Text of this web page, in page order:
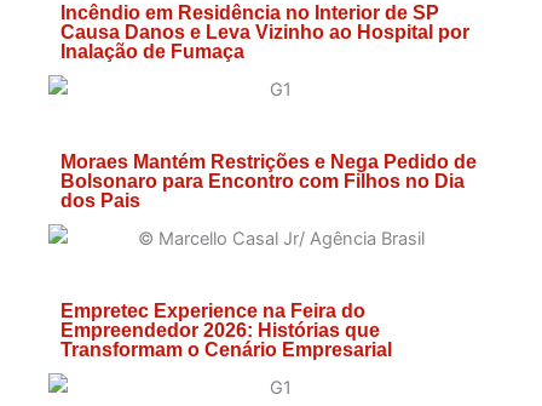
Incêndio em Residência no Interior de SP
Causa Danos e Leva Vizinho ao Hospital por
Inalação de Fumaça
Moraes Mantém Restrições e Nega Pedido de
Bolsonaro para Encontro com Filhos no Dia
dos Pais
Empretec Experience na Feira do
Empreendedor 2026: Histórias que
Transformam o Cenário Empresarial